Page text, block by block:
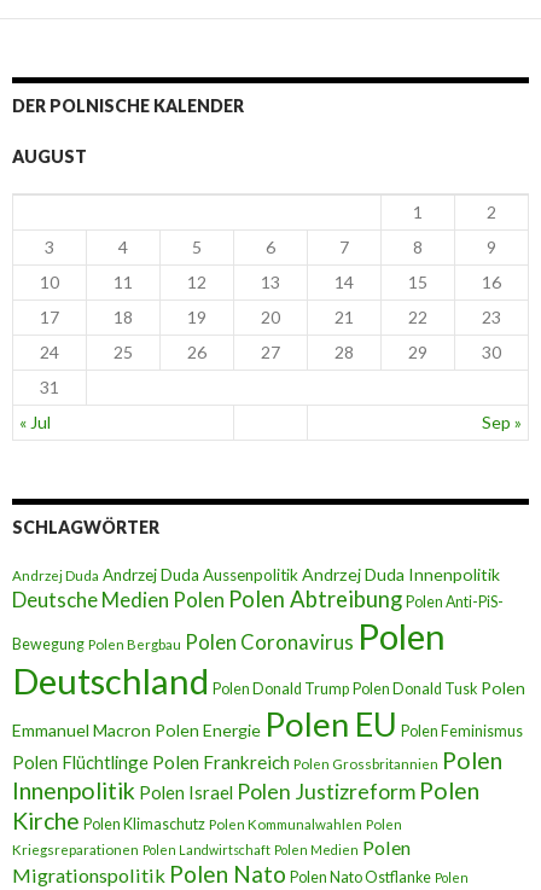
DER POLNISCHE KALENDER
AUGUST
« Jul Sep »
1
2
3
4 5 6 7 8
9
10
11 12 13 14 15
16
17
18 19 20 21 22
23
24
25 26 27 28 29
30
31
SCHLAGWÖRTER
Andrzej Duda Andrzej Duda AussenpolitikAndrzej Duda Innenpolitik
Deutsche Medien Polen Polen Abtreibung Polen Anti-PiS-
Bewegung Polen Bergbau Polen Coronavirus Polen
Deutschland Polen Donald Trump Polen Donald Tusk Polen
Emmanuel Macron Polen Energie Polen EU Polen Feminismus
Polen Flüchtlinge Polen Frankreich Polen Grossbritannien Polen
Innenpolitik Polen Israel Polen Justizreform Polen
Kirche Polen Klimaschutz Polen Kommunalwahlen Polen
Kriegsreparationen Polen Landwirtschaft Polen Medien Polen
Migrationspolitik Polen Nato Polen Nato Ostflanke Polen